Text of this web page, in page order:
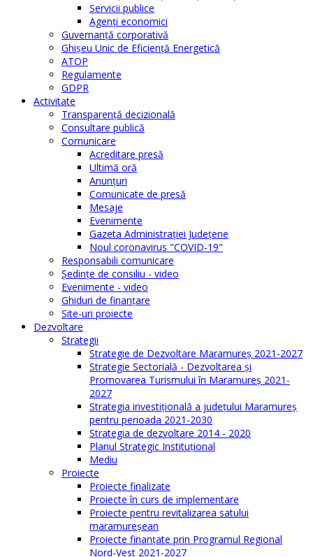
Servicii publice
Agenţi economici
Guvernanță corporativă
Ghişeu Unic de Eficienţă Energetică
ATOP
Regulamente
GDPR
Activitate
Transparenţă decizională
Consultare publică
Comunicare
Acreditare presă
Ultimă oră
Anunţuri
Comunicate de presă
Mesaje
Evenimente
Gazeta Administraţiei Judeţene
Noul coronavirus "COVID-19"
Responsabili comunicare
Şedinţe de consiliu - video
Evenimente - video
Ghiduri de finanţare
Site-uri proiecte
Dezvoltare
Strategii
Strategie de Dezvoltare Maramureș 2021-2027
Strategie Sectorială - Dezvoltarea și
Promovarea Turismului în Maramureș 2021-
2027
Strategia investiţională a județului Maramureș
pentru perioada 2021-2030
Strategia de dezvoltare 2014 - 2020
Planul Strategic Instituţional
Mediu
Proiecte
Proiecte finalizate
Proiecte în curs de implementare
Proiecte pentru revitalizarea satului
maramureşean
Proiecte finanțate prin Programul Regional
Nord-Vest 2021-2027